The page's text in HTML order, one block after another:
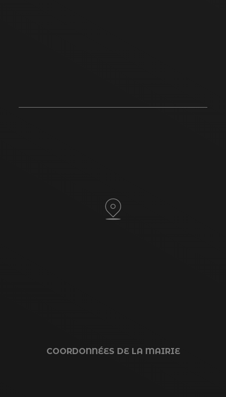
COORDONNÉES DE LA MAIRIE